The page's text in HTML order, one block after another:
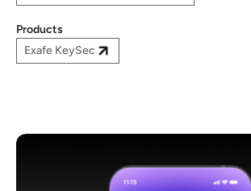
Products
Exafe KeySec